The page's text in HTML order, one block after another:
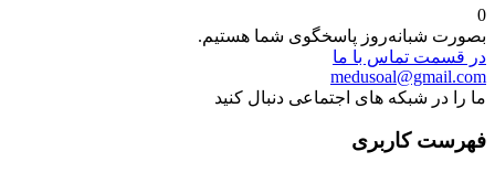
0
بصورت شبانه‌روز پاسخگوی شما هستیم.
در قسمت تماس با ما
medusoal@gmail.com
ما را در شبکه های اجتماعی دنبال کنید
فهرست کاربری